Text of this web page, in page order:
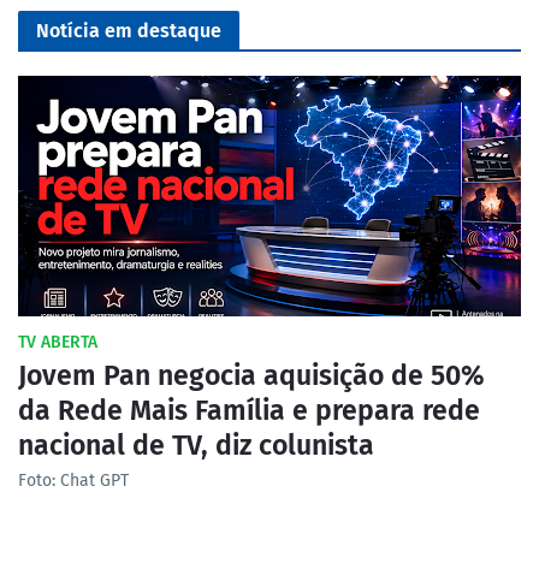
Notícia em destaque
TV ABERTA
Jovem Pan negocia aquisição de 50%
da Rede Mais Família e prepara rede
nacional de TV, diz colunista
Foto: Chat GPT